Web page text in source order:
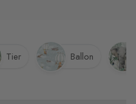
Tier Ballon